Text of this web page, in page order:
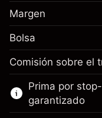
Cargos por el
posición
Tamaño de la
€100,000.00
Dinero del
Ir a la
Margen. Tu
Ajuste de
Cargos por el
posición
Tamaño de la
€100,000.00
Dinero del
Margen
Bolsa
Comisión sobre el
Prima por
garantizado